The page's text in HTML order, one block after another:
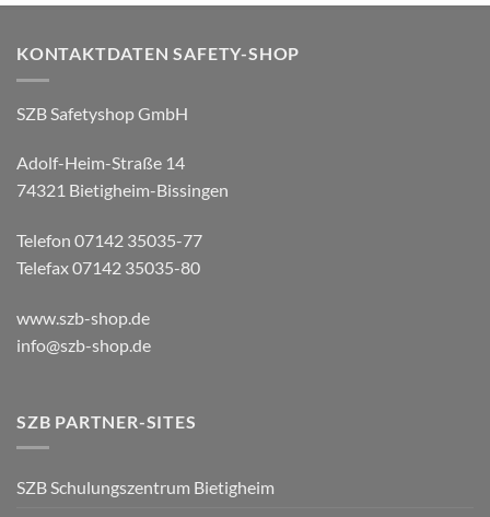
KONTAKTDATEN SAFETY-SHOP
SZB Safetyshop GmbH
Adolf-Heim-Straße 14
74321 Bietigheim-Bissingen
Telefon 07142 35035-77
Telefax 07142 35035-80
www.szb-shop.de
info@szb-shop.de
SZB PARTNER-SITES
SZB Schulungszentrum Bietigheim